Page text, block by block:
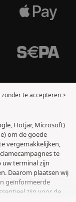
te accepteren >
Hotjar, Microsoft)
om de goede
vergemakkelijken,
te
uw terminal zijn
Daarom plaatsen wij
geïnformeerde
zijn voor de